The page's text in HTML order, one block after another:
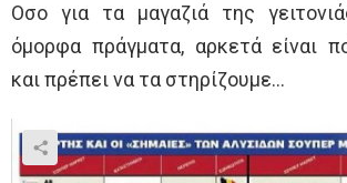
Οσο για τα μαγαζιά της
όμορφα πράγματα, αρκετά είναι
και πρέπει να τα στηρίζουμε…